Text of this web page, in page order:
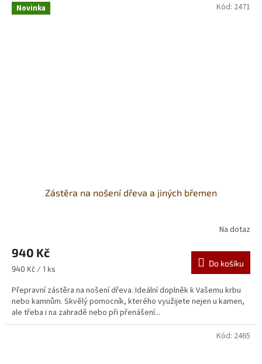
Novinka
Zástěra na nošení dřeva a jiných břemen
Na dotaz
940 Kč
Měrná
940 Kč / 1 ks
Do košíku
Přepravní zástěra na nošení dřeva. Ideální doplněk k Vašemu krbu
nebo kamnům. Skvělý pomocník, kterého využijete nejen u kamen,
ale třeba i na zahradě nebo při přenášení...
Kód: 2471
Kód: 2465